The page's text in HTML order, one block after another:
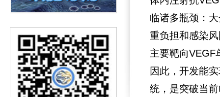
临诸多瓶颈：
重负担和感染
主要靶向VEGF
因此，开发能
统，是突破当